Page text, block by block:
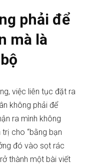
phải để
mà là
việc liên tục đặt ra
không phải để
ra mình không
cho “bằng bạn
đó vào sọt rác
thành một bài viết